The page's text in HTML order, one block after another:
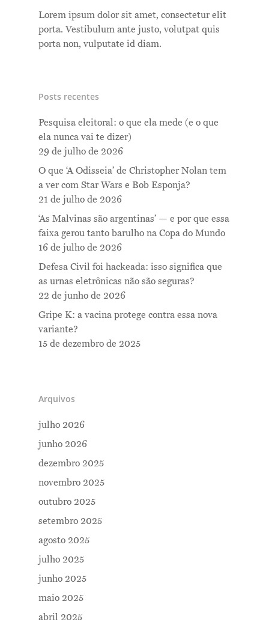
Lorem ipsum dolor sit amet, consectetur elit
porta. Vestibulum ante justo, volutpat quis
porta non, vulputate id diam.
Posts recentes
Pesquisa eleitoral: o que ela mede (e o que
ela nunca vai te dizer)
29 de julho de 2026
O que ‘A Odisseia’ de Christopher Nolan tem
a ver com Star Wars e Bob Esponja?
21 de julho de 2026
‘As Malvinas são argentinas’ — e por que essa
faixa gerou tanto barulho na Copa do Mundo
16 de julho de 2026
Defesa Civil foi hackeada: isso significa que
as urnas eletrônicas não são seguras?
22 de junho de 2026
Gripe K: a vacina protege contra essa nova
variante?
15 de dezembro de 2025
Arquivos
julho 2026
junho 2026
dezembro 2025
novembro 2025
outubro 2025
setembro 2025
agosto 2025
julho 2025
junho 2025
maio 2025
abril 2025
Me Explica ?
Newsletter